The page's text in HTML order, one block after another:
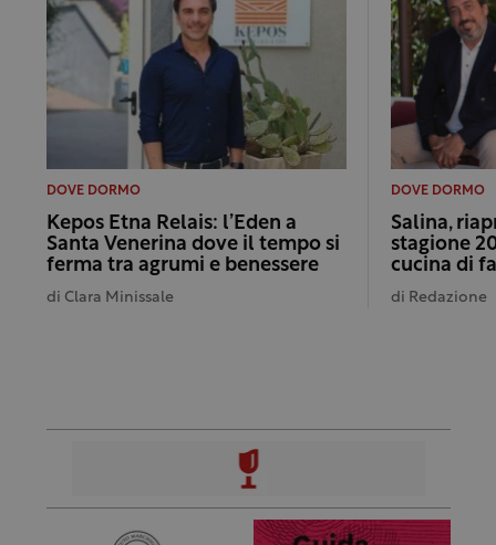
DOVE DORMO
Kepos Etna Relais: l’Eden a
Santa Venerina dove il tempo si
ferma tra agrumi e benessere
di Clara Minissale
DOVE DORMO
Salina,
stagione
cucina di
di Redazione